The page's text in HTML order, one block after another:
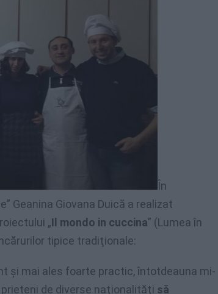
În
Geanina Giovana Duică a realizat
„Il mondo in cuccina” (Lumea în
tipice tradiţionale:
şi mai ales foarte practic, întotdeauna mi-
de diverse naţionalităţi să